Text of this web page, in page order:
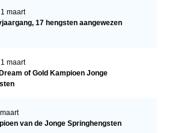
maart
17 hengsten aangewezen
maart
of Gold Kampioen Jonge
van de Jonge Springhengsten